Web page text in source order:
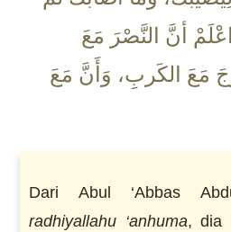
أنَّ النَّصْرَ مَعَ
مَعَ الكَربِ، وَأَنَّ مَعَ
Dari Abul ‘Abbas
radhiyallahu ‘anhuma, dia